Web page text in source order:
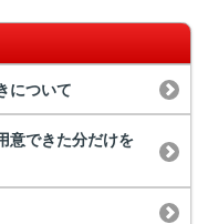
について
意できた分だけを